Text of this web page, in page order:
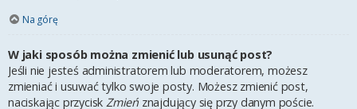
Na górę
W jaki sposób można zmienić lub usunąć post?
Jeśli nie jesteś administratorem lub moderatorem, możesz
zmieniać i usuwać tylko swoje posty. Możesz zmienić post,
naciskając przycisk Zmień znajdujący się przy danym poście.